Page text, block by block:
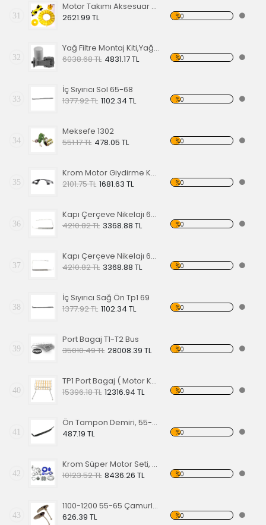
31
Motor Takımı Aksesuar Kiti Sarı
2621.99 TL
%0
32
Yağ Filtre Montaj Kiti,Yağ Filtresi Dahil
6038.68 TL 4831.17 TL %0
33
İç Sıyırıcı Sol 65-68
1377.92 TL 1102.34 TL %0
34
Meksefe 1302
551.17 TL 478.05 TL %0
35
Krom Motor Giydirme Kapağı
2101.75 TL 1681.63 TL %0
36
Kapı Çerçeve Nikelajı 65 Sol Ön
4210.82 TL 3368.88 TL %0
37
Kapı Çerçeve Nikelajı 65 Sağ Ön
4210.82 TL 3368.88 TL %0
38
İç Sıyırıcı Sağ Ön Tp1 69
1377.92 TL 1102.34 TL %0
39
Port Bagaj T1-T2 Bus
35010.49 TL 28008.39 TL %0
40
TP1 Port Bagaj ( Motor Kaput Üstü )
15396.18 TL 12316.94 TL %0
41
Ön Tampon Demiri, 55-67 EA
487.19 TL
%0
42
Krom Süper Motor Seti, Mavi
10123.52 TL 8436.26 TL %0
43
1100-1200 55-65 Çamurluk Sinyali Alt Lastiği Takımı
626.39 TL
%0